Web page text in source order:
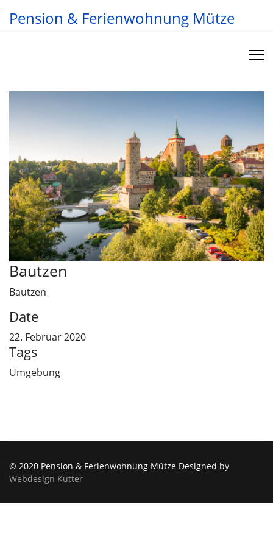
Pension & Ferienwohnung Mütze
Bautzen
Bautzen
Date
22. Februar 2020
Tags
Umgebung
© 2020 Pension & Ferienwohnung Mütze Designed by
Webdesign Kutter